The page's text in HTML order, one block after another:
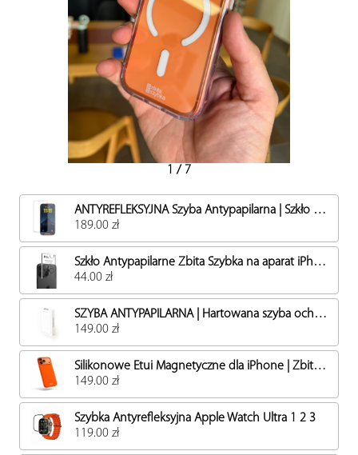
Serwis iPhone 1 / 7
ANTYREFLEKSYJNA Szyba Antypapilarna | Szkło Hartowane Antyrefleksyjne iPhone Zbita Szybka
189.00 zł
Szkło Antypapilarne Zbita Szybka na aparat iPhone
44.00 zł
SZYBA ANTYPAPILARNA | Hartowana szyba ochronna dla iPhone | Samsung | Powłoka Oleofobowa i Hydrofobowa
149.00 zł
Silikonowe Etui Magnetyczne dla iPhone | ZbitaSzybka | MagSafe
149.00 zł
Szybka Antyrefleksyjna Apple Watch Ultra 1 2 3
119.00 zł